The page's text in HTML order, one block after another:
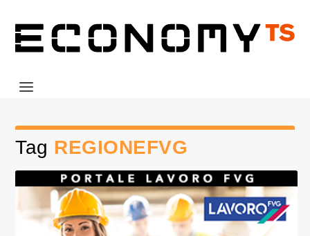
Tag REGIONEFVG